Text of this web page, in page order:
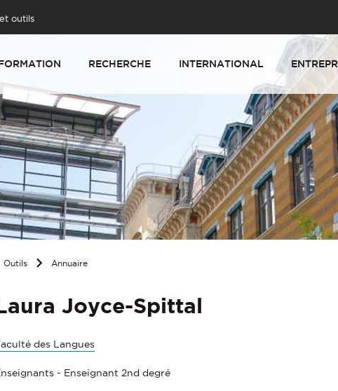
outils
RECHERCHE INTERNATIONAL
Outils Annuaire
Joyce-Spittal
des Langues
- Enseignant 2nd degré